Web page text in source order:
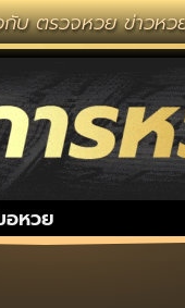
ตรวจหวย ข่าวหวย
อหวย